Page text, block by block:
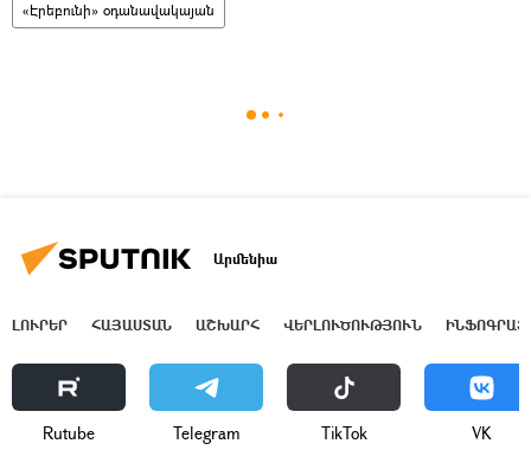
«Էրեբունի» օդանավակայան
Արմենիա
ԼՈՒՐԵՐ ՀԱՅԱՍՏԱՆ ԱՇԽԱՐՀ ՎԵՐԼՈՒԾՈՒԹՅՈՒՆ
Rutube Telegram ТikТоk VK